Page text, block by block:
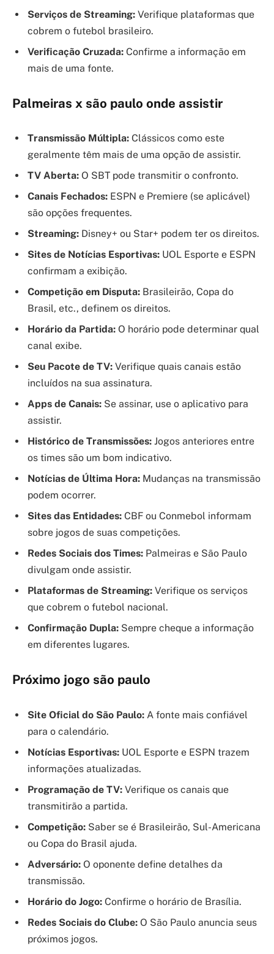
Serviços de Streaming: Verifique plataformas que
cobrem o futebol brasileiro.
Verificação Cruzada: Confirme a informação em
mais de uma fonte.
Palmeiras x são paulo onde assistir
Transmissão Múltipla: Clássicos como este
geralmente têm mais de uma opção de assistir.
TV Aberta: O SBT pode transmitir o confronto.
Canais Fechados: ESPN e Premiere (se aplicável)
são opções frequentes.
Streaming: Disney+ ou Star+ podem ter os direitos.
Sites de Notícias Esportivas: UOL Esporte e ESPN
confirmam a exibição.
Competição em Disputa: Brasileirão, Copa do
Brasil, etc., definem os direitos.
Horário da Partida: O horário pode determinar qual
canal exibe.
Seu Pacote de TV: Verifique quais canais estão
incluídos na sua assinatura.
Apps de Canais: Se assinar, use o aplicativo para
assistir.
Histórico de Transmissões: Jogos anteriores entre
os times são um bom indicativo.
Notícias de Última Hora: Mudanças na transmissão
podem ocorrer.
Sites das Entidades: CBF ou Conmebol informam
sobre jogos de suas competições.
Redes Sociais dos Times: Palmeiras e São Paulo
divulgam onde assistir.
Plataformas de Streaming: Verifique os serviços
que cobrem o futebol nacional.
Confirmação Dupla: Sempre cheque a informação
em diferentes lugares.
Próximo jogo são paulo
Site Oficial do São Paulo: A fonte mais confiável
para o calendário.
Notícias Esportivas: UOL Esporte e ESPN trazem
informações atualizadas.
Programação de TV: Verifique os canais que
transmitirão a partida.
Competição: Saber se é Brasileirão, Sul-Americana
ou Copa do Brasil ajuda.
Adversário: O oponente define detalhes da
transmissão.
Horário do Jogo: Confirme o horário de Brasília.
Redes Sociais do Clube: O São Paulo anuncia seus
próximos jogos.